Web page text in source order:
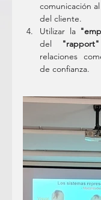
comunicación
del cliente.
Utilizar la
del
"rapport"
relaciones
de confianza.